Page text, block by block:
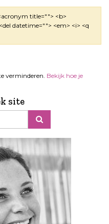
title=""> <b>
datetime=""> <em> <i> <q
verminderen. Bekijk hoe je
site